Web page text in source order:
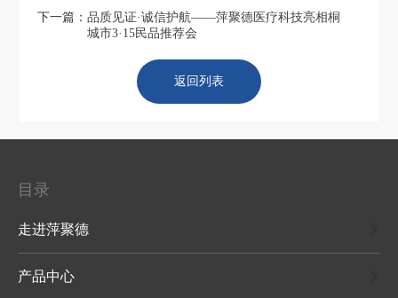
下一篇：品质见证·诚信护航——萍聚德医疗科技亮相桐
城市3·15民品推荐会
返回列表
目录
走进萍聚德
产品中心